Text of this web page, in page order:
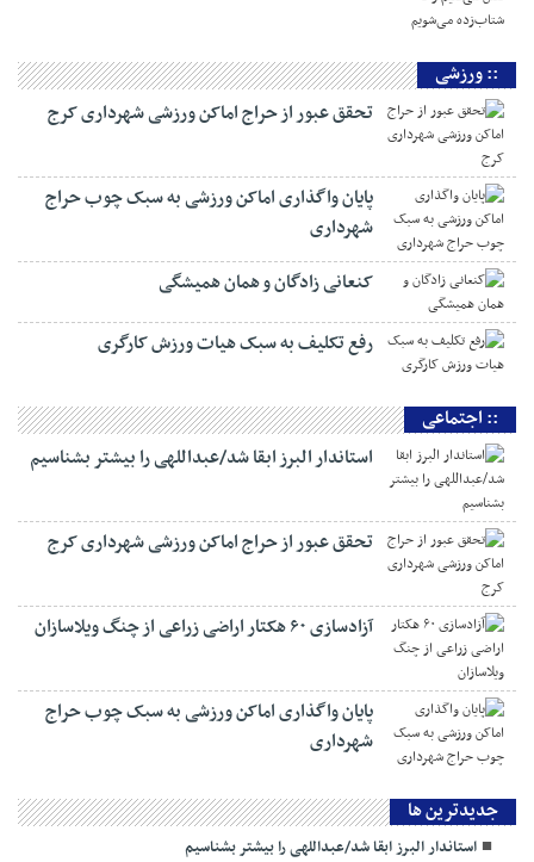
:: ورزشی
تحقق عبور از حراج اماکن ورزشی شهرداری کرج
پایان واگذاری اماکن ورزشی به سبک چوب حراج
شهرداری
کنعانی زادگان و همان همیشگی
رفع تکلیف به سبک هیات ورزش کارگری
:: اجتماعی
استاندار البرز ابقا شد/عبداللهی را بیشتر بشناسیم
تحقق عبور از حراج اماکن ورزشی شهرداری کرج
آزادسازی ۶۰ هکتار اراضی زراعی از چنگ ویلاسازان
پایان واگذاری اماکن ورزشی به سبک چوب حراج
شهرداری
جديدترين ها
استاندار البرز ابقا شد/عبداللهی را بیشتر بشناسیم